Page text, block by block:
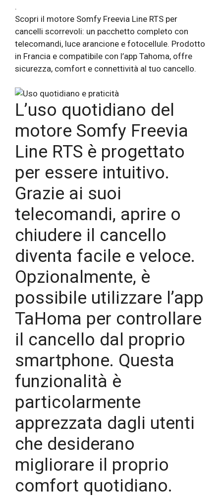
.
Scopri il motore Somfy Freevia Line RTS per
cancelli scorrevoli: un pacchetto completo con
telecomandi, luce arancione e fotocellule. Prodotto
in Francia e compatibile con l’app Tahoma, offre
sicurezza, comfort e connettività al tuo cancello.
L’uso quotidiano del
motore Somfy Freevia
Line RTS è progettato
per essere intuitivo.
Grazie ai suoi
telecomandi, aprire o
chiudere il cancello
diventa facile e veloce.
Opzionalmente, è
possibile utilizzare l’app
TaHoma per controllare
il cancello dal proprio
smartphone. Questa
funzionalità è
particolarmente
apprezzata dagli utenti
che desiderano
migliorare il proprio
comfort quotidiano.